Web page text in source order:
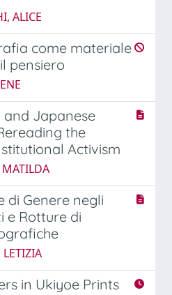
ALICE
come materiale
pensiero
and Japanese
the
Activism
di Genere negli
e Rotture di
in Ukiyoe Prints